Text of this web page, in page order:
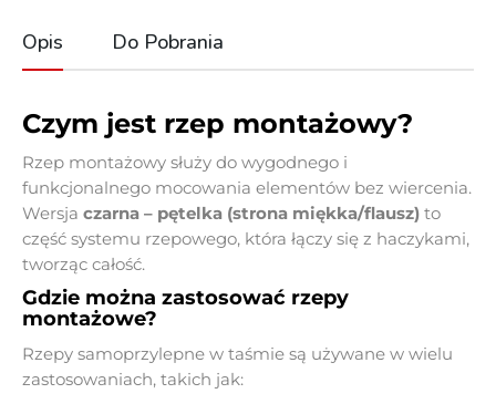
Opis Do Pobrania
Czym jest rzep montażowy?
Rzep montażowy służy do wygodnego i
funkcjonalnego mocowania elementów bez wiercenia.
Wersja czarna – pętelka (strona miękka/flausz) to
część systemu rzepowego, która łączy się z haczykami,
tworząc całość.
Gdzie można zastosować rzepy
montażowe?
Rzepy samoprzylepne w taśmie są używane w wielu
zastosowaniach, takich jak: